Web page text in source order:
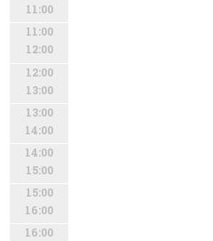
11:00
11:00
12:00
12:00
13:00
13:00
14:00
14:00
15:00
15:00
16:00
16:00